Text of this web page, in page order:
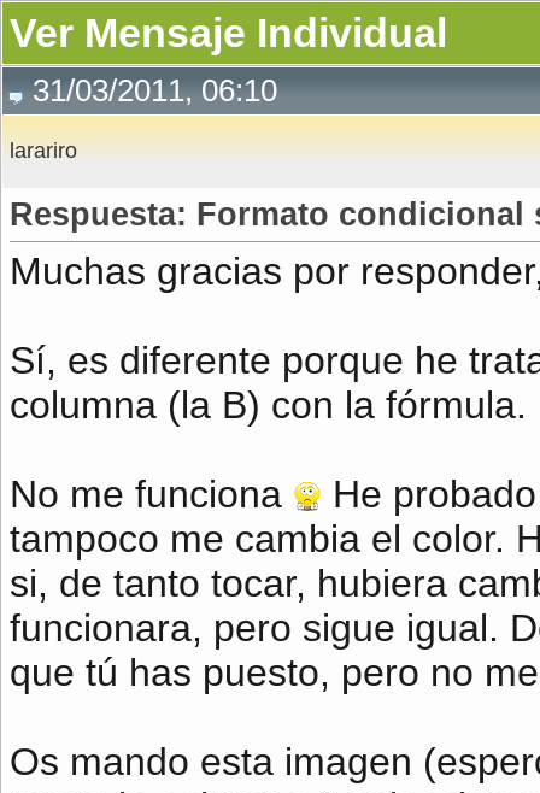
Ver Mensaje Individual
31/03/2011, 06:10
larariro
Respuesta: Formato
Muchas gracias por
Sí, es diferente porque he
columna (la B) con la
No me funciona
He
tampoco me cambia el color.
si, de tanto tocar, hubiera
funcionara, pero sigue igual.
que tú has puesto, pero no
Os mando esta imagen